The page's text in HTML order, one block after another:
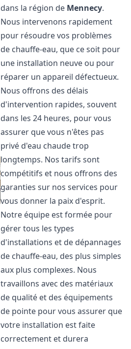
dans la région de Mennecy.
Nous intervenons rapidement
pour résoudre vos problèmes
de chauffe-eau, que ce soit pour
une installation neuve ou pour
réparer un appareil défectueux.
Nous offrons des délais
d'intervention rapides, souvent
dans les 24 heures, pour vous
assurer que vous n'êtes pas
privé d'eau chaude trop
longtemps. Nos tarifs sont
compétitifs et nous offrons des
garanties sur nos services pour
vous donner la paix d'esprit.
Notre équipe est formée pour
gérer tous les types
d'installations et de dépannages
de chauffe-eau, des plus simples
aux plus complexes. Nous
travaillons avec des matériaux
de qualité et des équipements
de pointe pour vous assurer que
votre installation est faite
correctement et durera